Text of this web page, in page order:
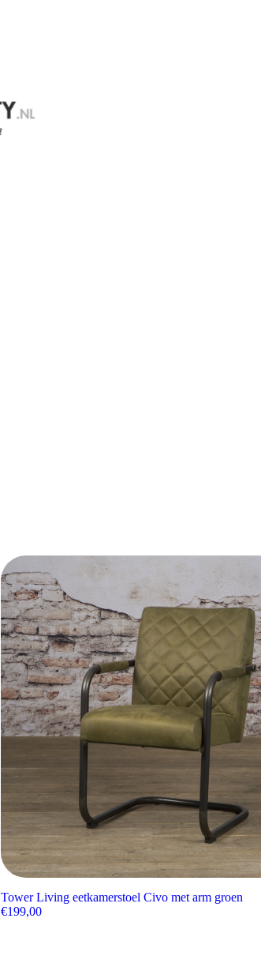
Tower Living eetkamerstoel Civo met arm groen
€199,00